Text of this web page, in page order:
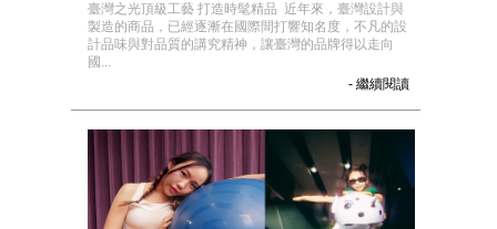
臺灣之光頂級工藝 打造時髦精品 近年來，臺灣設計與
製造的商品，已經逐漸在國際間打響知名度，不凡的設
計品味與對品質的講究精神，讓臺灣的品牌得以走向
國...
- 繼續閱讀